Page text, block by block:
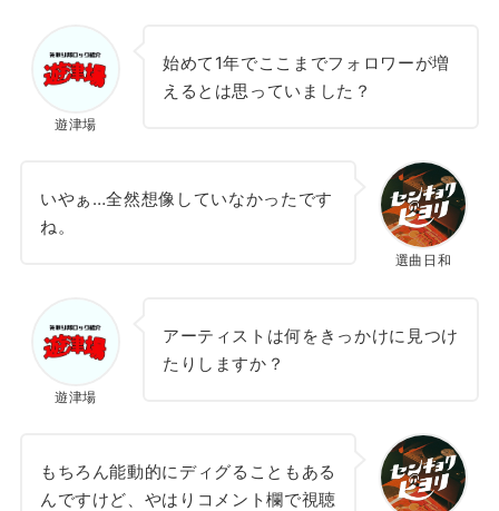
遊津場
始めて1年でここまでフォロワーが増
えるとは思っていました？
選曲日和
いやぁ…全然想像していなかったです
ね。
遊津場
アーティストは何をきっかけに見つけ
たりしますか？
もちろん能動的にディグることもある
んですけど、やはりコメント欄で視聴